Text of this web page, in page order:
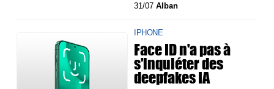
31/07Alban
IPHONE
Face ID n'a pas à
s'inquiéter des
deepfakes IA